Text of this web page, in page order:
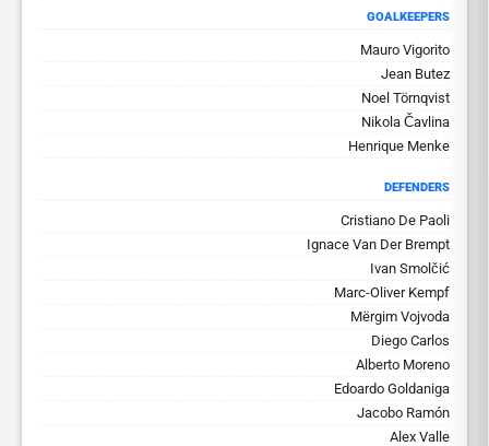
GOALKEEPERS
Mauro Vigorito
Jean Butez
Noel Törnqvist
Nikola Čavlina
Henrique Menke
DEFENDERS
Cristiano De Paoli
Ignace Van Der Brempt
Ivan Smolčić
Marc-Oliver Kempf
Mërgim Vojvoda
Diego Carlos
Alberto Moreno
Edoardo Goldaniga
Jacobo Ramón
Alex Valle